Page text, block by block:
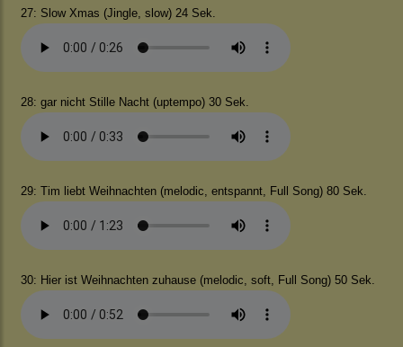
27: Slow Xmas (Jingle, slow) 24 Sek.
28: gar nicht Stille Nacht (uptempo) 30 Sek.
29: Tim liebt Weihnachten (melodic, entspannt, Full Song) 80 Sek.
30: Hier ist Weihnachten zuhause (melodic, soft, Full Song) 50 Sek.